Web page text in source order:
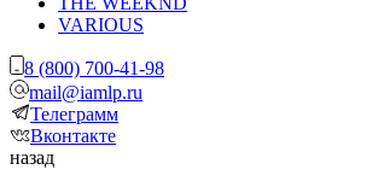
VARIOUS
8 (800) 700-41-98
mail@iamlp.ru
Телеграмм
Вконтакте
назад